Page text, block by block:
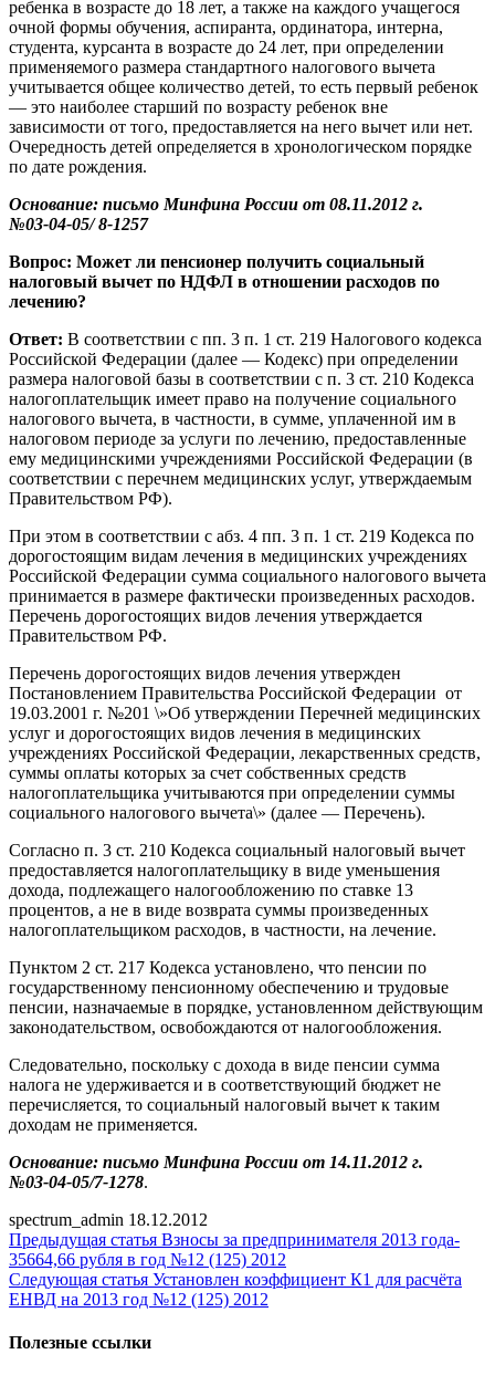
ребенка в возрасте до 18 лет, а также на каждого учащегося
очной формы обучения, аспиранта, ординатора, интерна,
студента, курсанта в возрасте до 24 лет, при определении
применяемого размера стандартного налогового вычета
учитывается общее количество детей, то есть первый ребенок
— это наиболее старший по возрасту ребенок вне
зависимости от того, предоставляется на него вычет или нет.
Очередность детей определяется в хронологическом порядке
по дате рождения.
Основание: письмо Минфина России от 08.11.2012 г.
№03-04-05/ 8-1257
Вопрос: Может ли пенсионер получить социальный
налоговый вычет по НДФЛ в отношении расходов по
лечению?
Ответ: В соответствии с пп. 3 п. 1 ст. 219 Налогового кодекса
Российской Федерации (далее — Кодекс) при определении
размера налоговой базы в соответствии с п. 3 ст. 210 Кодекса
налогоплательщик имеет право на получение социального
налогового вычета, в частности, в сумме, уплаченной им в
налоговом периоде за услуги по лечению, предоставленные
ему медицинскими учреждениями Российской Федерации (в
соответствии с перечнем медицинских услуг, утверждаемым
Правительством РФ).
При этом в соответствии с абз. 4 пп. 3 п. 1 ст. 219 Кодекса по
дорогостоящим видам лечения в медицинских учреждениях
Российской Федерации сумма социального налогового вычета
принимается в размере фактически произведенных расходов.
Перечень дорогостоящих видов лечения утверждается
Правительством РФ.
Перечень дорогостоящих видов лечения утвержден
Постановлением Правительства Российской Федерации от
19.03.2001 г. №201 \»Об утверждении Перечней медицинских
услуг и дорогостоящих видов лечения в медицинских
учреждениях Российской Федерации, лекарственных средств,
суммы оплаты которых за счет собственных средств
налогоплательщика учитываются при определении суммы
социального налогового вычета\» (далее — Перечень).
Согласно п. 3 ст. 210 Кодекса социальный налоговый вычет
предоставляется налогоплательщику в виде уменьшения
дохода, подлежащего налогообложению по ставке 13
процентов, а не в виде возврата суммы произведенных
налогоплательщиком расходов, в частности, на лечение.
Пунктом 2 ст. 217 Кодекса установлено, что пенсии по
государственному пенсионному обеспечению и трудовые
пенсии, назначаемые в порядке, установленном действующим
законодательством, освобождаются от налогообложения.
Следовательно, поскольку с дохода в виде пенсии сумма
налога не удерживается и в соответствующий бюджет не
перечисляется, то социальный налоговый вычет к таким
доходам не применяется.
Основание: письмо Минфина России от 14.11.2012 г.
№03-04-05/7-1278.
spectrum_admin 18.12.2012
Предыдущая статья Взносы за предпринимателя 2013 года-
35664,66 рубля в год №12 (125) 2012
Следующая статья Установлен коэффициент К1 для расчёта
ЕНВД на 2013 год №12 (125) 2012
Полезные ссылки